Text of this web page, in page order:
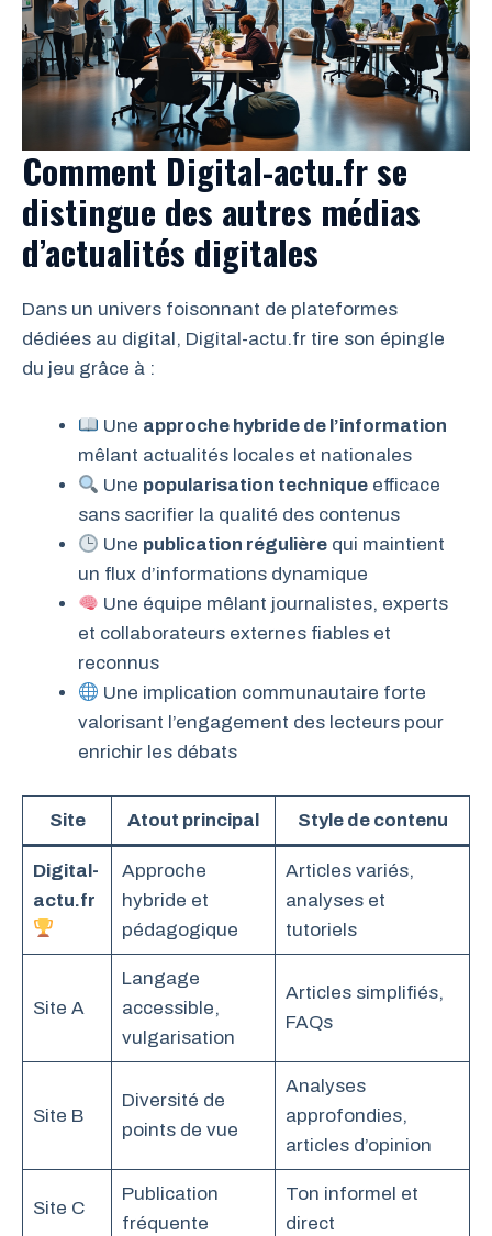
Comment Digital-actu.fr se
distingue des autres médias
d’actualités digitales
Dans un univers foisonnant de plateformes
dédiées au digital, Digital-actu.fr tire son épingle
du jeu grâce à :
Une approche hybride de l’information
mêlant actualités locales et nationales
Une popularisation technique efficace
sans sacrifier la qualité des contenus
Une publication régulière qui maintient
un flux d’informations dynamique
Une équipe mêlant journalistes, experts
et collaborateurs externes fiables et
reconnus
Une implication communautaire forte
valorisant l’engagement des lecteurs pour
enrichir les débats
Site Atout principal Style de contenu
Digital-
actu.fr
Approche
hybride et
pédagogique
Articles variés,
analyses et
tutoriels
Site A
Langage
accessible,
vulgarisation
Articles simplifiés,
FAQs
Site B
Diversité de
points de vue
Analyses
approfondies,
articles d’opinion
Site C
Publication
fréquente
Ton informel et
direct